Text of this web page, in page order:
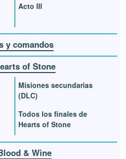
Acto III
y comandos
of Stone
Misiones secundarias
(DLC)
Todos los finales de
Hearts of Stone
& Wine